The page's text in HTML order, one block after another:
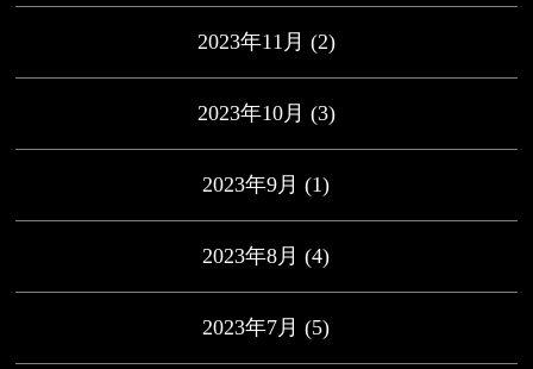
2023年11月 (2)
2023年10月 (3)
2023年9月 (1)
2023年8月 (4)
2023年7月 (5)